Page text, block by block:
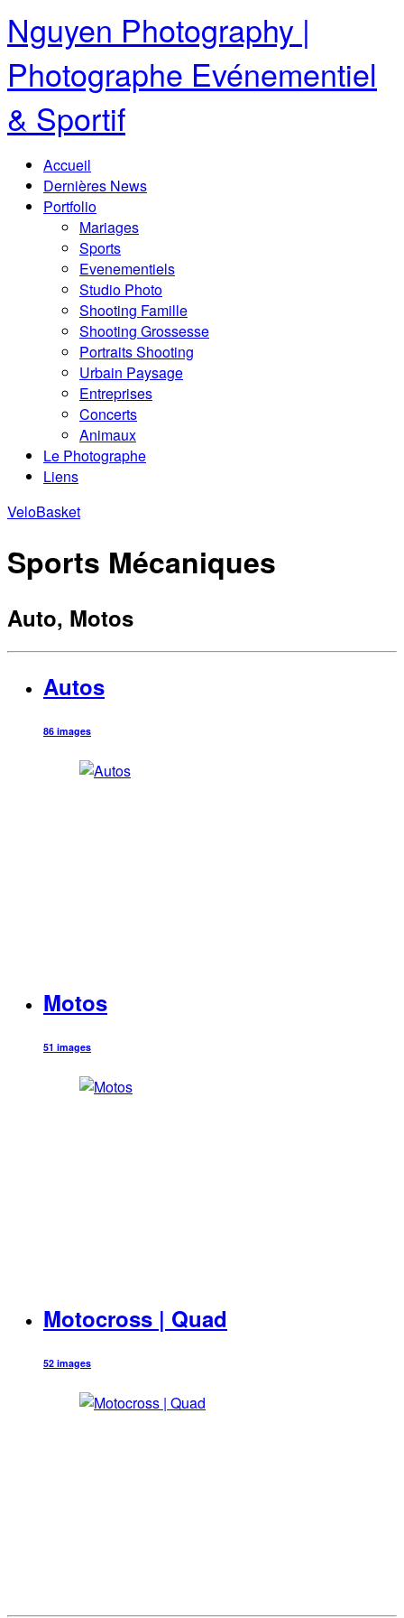
Nguyen Photography |
Photographe Evénementiel
& Sportif
Accueil
Dernières News
Portfolio
Mariages
Sports
Evenementiels
Studio Photo
Shooting Famille
Shooting Grossesse
Portraits Shooting
Urbain Paysage
Entreprises
Concerts
Animaux
Le Photographe
Liens
VeloBasket
Sports Mécaniques
Auto, Motos
Autos
86 images
Motos
51 images
Motocross | Quad
52 images